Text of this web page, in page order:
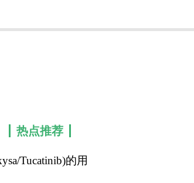
疗后，病情仍进展的晚期或转移性
方向。适用于治疗HER2阳性晚期或
疗；可联合曲妥珠单抗和卡培他滨使
热点推荐
Tucatinib)的用